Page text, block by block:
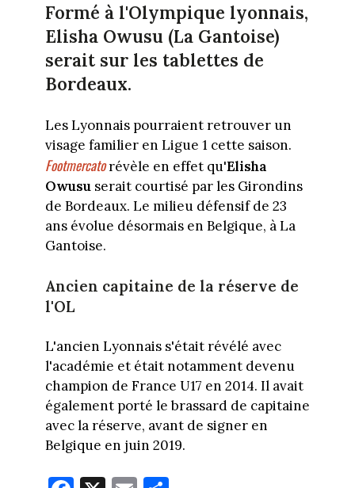
Formé à l'Olympique lyonnais,
Elisha Owusu (La Gantoise)
serait sur les tablettes de
Bordeaux.
Les Lyonnais pourraient retrouver un
visage familier en Ligue 1 cette saison.
Footmercatorévèle en effet qu'Elisha
Owususerait courtisé par les Girondins
de Bordeaux. Le milieu défensif de 23
ans évolue désormais en Belgique, à La
Gantoise.
Ancien capitaine de la réserve de
l'OL
L'ancien Lyonnais s'était révélé avec
l'académie et était notamment devenu
champion de France U17 en 2014. Il avait
également porté le brassard de capitaine
avec la réserve, avant de signer en
Belgique en juin 2019.